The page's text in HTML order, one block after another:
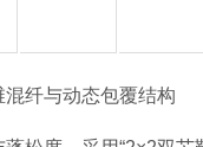
纤与动态包覆结构